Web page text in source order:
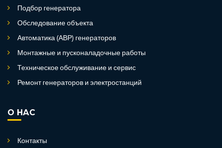
Подбор генератора
Обследование объекта
Автоматика (АВР) генераторов
Монтажные и пусконаладочные работы
Техническое обслуживание и сервис
Ремонт генераторов и электростанций
О НАС
Контакты